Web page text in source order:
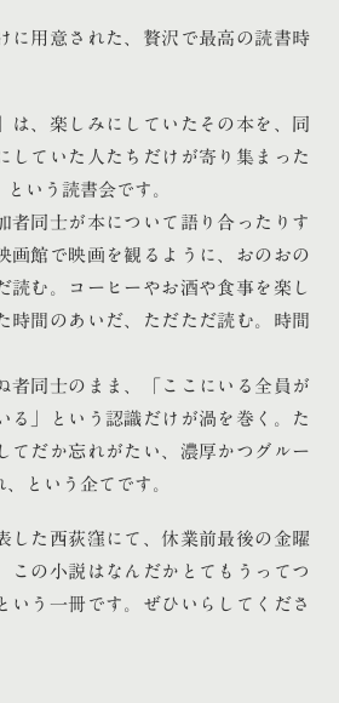
に用意された、贅沢で最高の読書時
は、楽しみにしていたその本を、同
していた人たちだけが寄り集まった
いう読書会です。
者同士が本について語り合ったりす
画館で映画を観るように、おのおの
読む。コーヒーやお酒や食事を楽し
時間のあいだ、ただただ読む。時間
者同士のまま、「ここにいる全員が
る」という認識だけが渦を巻く。た
てだか忘れがたい、濃厚かつグルー
という企てです。
した西荻窪にて、休業前最後の金曜
この小説はなんだかとてもうってつ
いう一冊です。ぜひいらしてくださ